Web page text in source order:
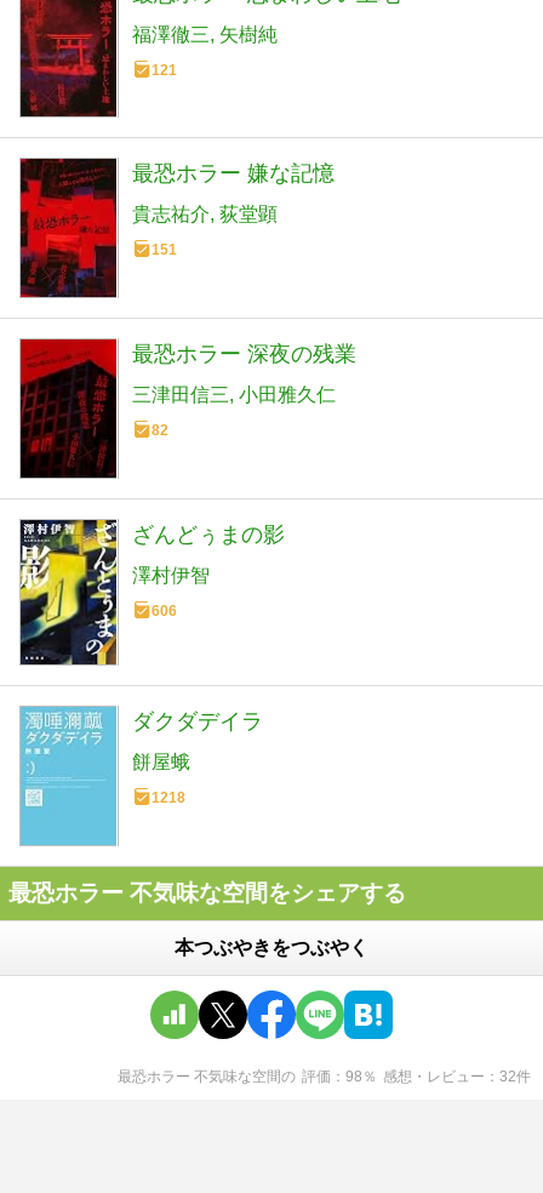
福澤徹三 矢樹純
121
最恐ホラー 嫌な記憶
貴志祐介 荻堂顕
151
最恐ホラー 深夜の残業
三津田信三 小田雅久仁
82
ざんどぅまの影
澤村伊智
606
ダクダデイラ
餅屋蛾
1218
最恐ホラー 不気味な空間をシェアする
本つぶやきをつぶやく
最恐ホラー 不気味な空間の 評価 98 ％ 感想・レビュー 32件